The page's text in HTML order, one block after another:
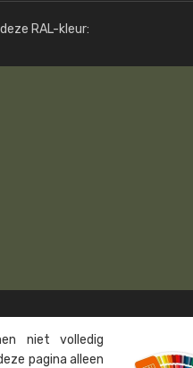
RAL-kleur:
niet volledig
pagina alleen